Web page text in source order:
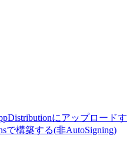
にアップロードす
で構築する(非AutoSigning)